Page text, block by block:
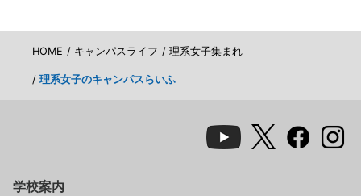
HOME キャンパスライフ 理系女子集まれ
理系女子のキャンパスらいふ
学校案内